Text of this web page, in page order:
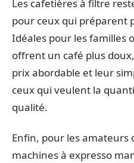
Les cafetières à filtre
pour ceux qui préparent
Idéales pour les familles
offrent un café plus
prix abordable et leur
ceux qui veulent la
qualité.
Enfin, pour les amateurs
machines à expresso